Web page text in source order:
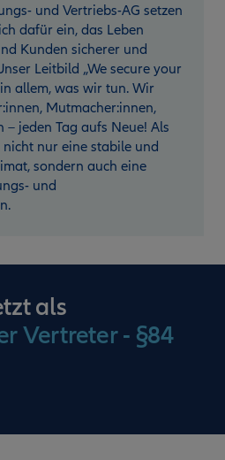
und Vertriebs-AG setzen
dafür ein, das Leben
Kunden sicherer und
Leitbild „We secure your
allem, was wir tun. Wir
Mutmacher:innen,
jeden Tag aufs Neue! Als
nur eine stabile und
sondern auch eine
und
als
Vertreter - §84